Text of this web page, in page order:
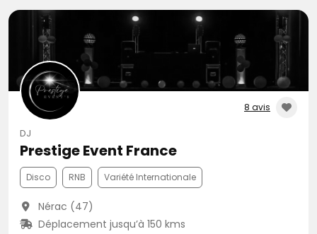
8 avis
DJ
Prestige Event France
Disco RNB Variété Internationale
Nérac (47)
Déplacement jusqu’à 150 kms